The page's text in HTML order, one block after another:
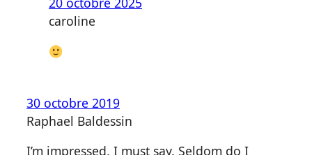
caroline
30 octobre 2019
Raphael Baldessin
I’m impressed, I must say. Seldom do I